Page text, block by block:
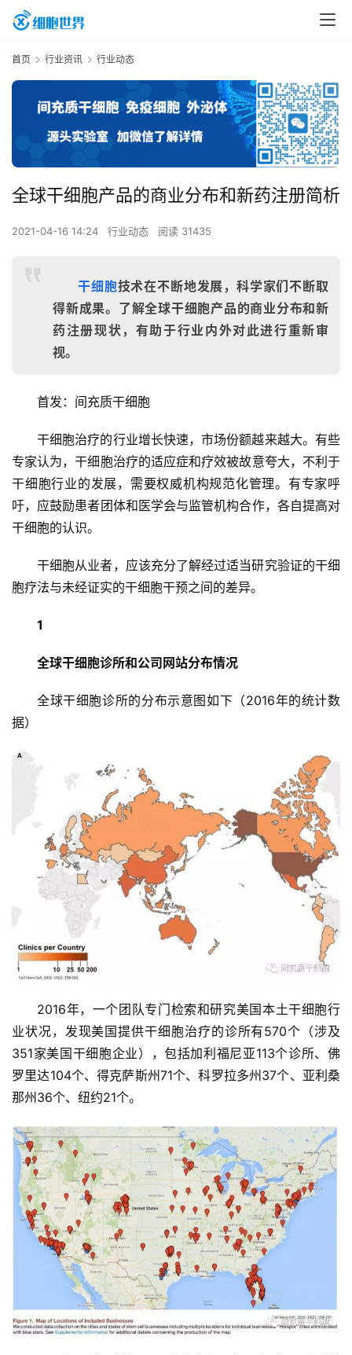
首页 行业资讯 行业动态
全球干细胞产品的商业分布和新药注册简析
2021-04-16 14:24 行业动态 阅读 31435
干细胞技术在不断地发展，科学家们不断取
得新成果。了解全球干细胞产品的商业分布和新
药注册现状，有助于行业内外对此进行重新审
视。
首发：间充质干细胞
干细胞治疗的行业增长快速，市场份额越来越大。有些
专家认为，干细胞治疗的适应症和疗效被故意夸大，不利于
干细胞行业的发展，需要权威机构规范化管理。有专家呼
吁，应鼓励患者团体和医学会与监管机构合作，各自提高对
干细胞的认识。
干细胞从业者，应该充分了解经过适当研究验证的干细
胞疗法与未经证实的干细胞干预之间的差异。
1
全球干细胞诊所和公司网站分布情况
全球干细胞诊所的分布示意图如下（2016年的统计数
据）
2016年，一个团队专门检索和研究美国本土干细胞行
业状况，发现美国提供干细胞治疗的诊所有570个（涉及
351家美国干细胞企业），包括加利福尼亚113个诊所、佛
罗里达104个、得克萨斯州71个、科罗拉多州37个、亚利桑
那州36个、纽约21个。